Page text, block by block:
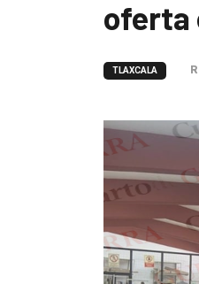
oferta
TLAXCALA